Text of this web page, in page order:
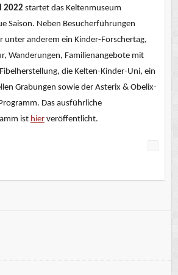
2022 startet das Keltenmuseum
Saison. Neben Besucherführungen
unter anderem ein Kinder-Forschertag,
Wanderungen, Familienangebote mit
die Kelten-Kinder-Uni, ein
Grabungen sowie der Asterix & Obelix-
Das ausführliche
ist hierveröffentlicht.